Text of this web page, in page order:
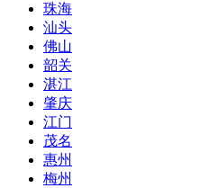
珠海
汕头
佛山
韶关
湛江
肇庆
江门
茂名
惠州
梅州